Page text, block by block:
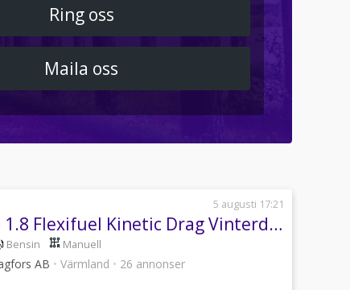
Ring oss
Maila oss
5 augusti 17:21
Volvo C30 1.8 Flexifuel Kinetic Drag Vinterdäck
Bensin Manuell
AB • Värmland • 26 annonser